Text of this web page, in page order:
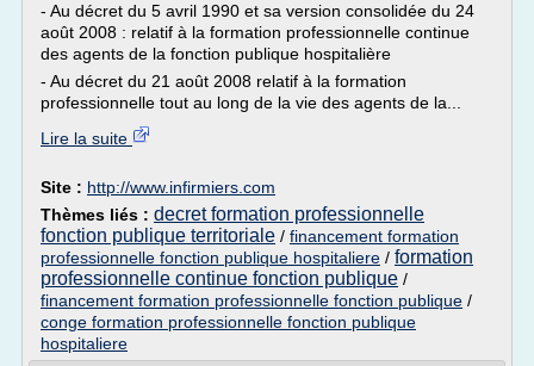
- Au décret du 5 avril 1990 et sa version consolidée du 24
août 2008 : relatif à la formation professionnelle continue
des agents de la fonction publique hospitalière
- Au décret du 21 août 2008 relatif à la formation
professionnelle tout au long de la vie des agents de la...
Lire la suite
Site : http://www.infirmiers.com
Thèmes liés : decret formation professionnelle
fonction publique territoriale / financement formation
professionnelle fonction publique hospitaliere / formation
professionnelle continue fonction publique /
financement formation professionnelle fonction publique /
conge formation professionnelle fonction publique
hospitaliere